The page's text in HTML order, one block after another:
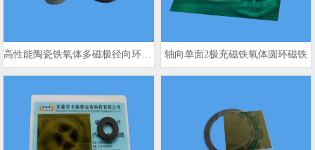
轴向单面2极充磁铁氧体圆环磁铁